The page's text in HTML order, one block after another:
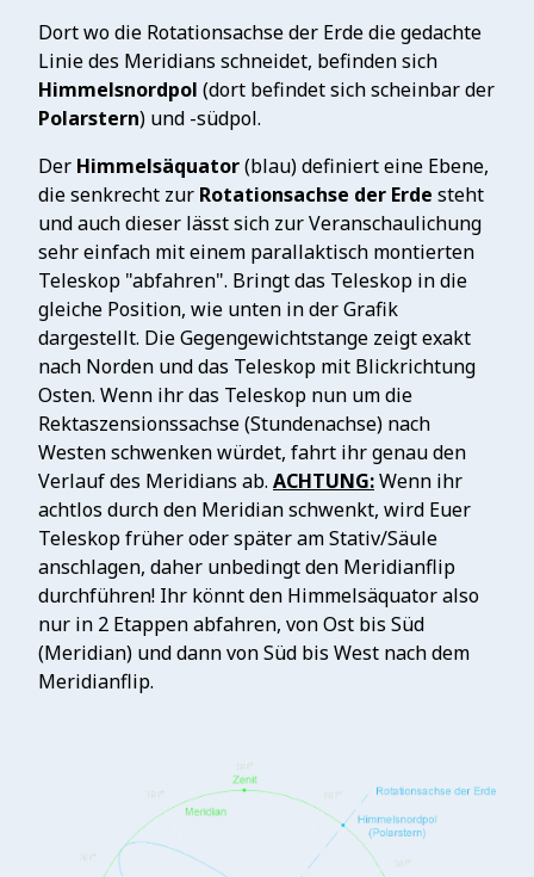
Dort wo die Rotationsachse der Erde die gedachte
Linie des Meridians schneidet, befinden sich
Himmelsnordpol (dort befindet sich scheinbar der
Polarstern) und -südpol.
Der Himmelsäquator(blau) definiert eine Ebene,
die senkrecht zur Rotationsachse der Erde steht
und auch dieser lässt sich zur Veranschaulichung
sehr einfach mit einem parallaktisch montierten
Teleskop "abfahren". Bringt das Teleskop in die
gleiche Position, wie unten in der Grafik
dargestellt. Die Gegengewichtstange zeigt exakt
nach Norden und das Teleskop mit Blickrichtung
Osten. Wenn ihr das Teleskop nun um die
Rektaszensionssachse (Stundenachse) nach
Westen schwenken würdet, fahrt ihr genau den
Verlauf des Meridians ab. ACHTUNG:Wenn ihr
achtlos durch den Meridian schwenkt, wird Euer
Teleskop früher oder später am Stativ/Säule
anschlagen, daher unbedingt den Meridianflip
durchführen! Ihr könnt den Himmelsäquator also
nur in 2 Etappen abfahren, von Ost bis Süd
(Meridian) und dann von Süd bis West nach dem
Meridianflip.